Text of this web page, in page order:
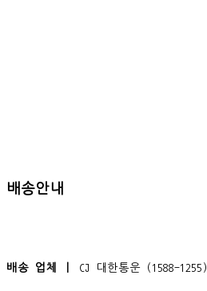
배송안내
배송 업체 ㅣ CJ 대한통운 (1588-1255)